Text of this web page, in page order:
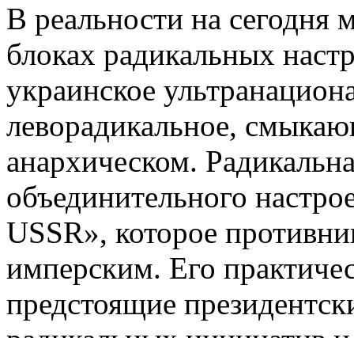
В реальности на сегодня
блоках радикальных
украинское
леворадикальное,
анархическом.
объединительного
USSR», которое
имперским. Его
предстоящие